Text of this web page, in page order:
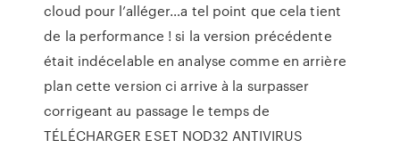
cloud pour l’alléger…a tel point que cela tient
de la performance ! si la version précédente
était indécelable en analyse comme en arrière
plan cette version ci arrive à la surpasser
corrigeant au passage le temps de
TÉLÉCHARGER ESET NOD32 ANTIVIRUS